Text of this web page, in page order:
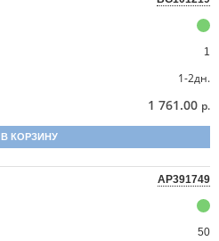
1
1-2дн.
1 761.00 р.
В КОРЗИНУ
AP391749
50